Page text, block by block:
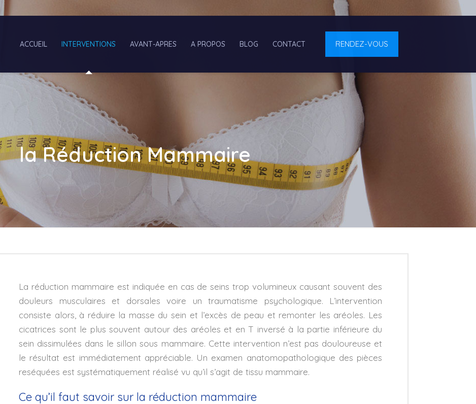
ACCUEIL INTERVENTIONS AVANT-APRES A PROPOS BLOG CONTACT RENDEZ-VOUS
la Réduction Mammaire
La réduction mammaire est indiquée en cas de seins trop volumineux causant souvent des
douleurs musculaires et dorsales voire un traumatisme psychologique. L’intervention
consiste alors, à réduire la masse du sein et l’excès de peau et remonter les aréoles. Les
cicatrices sont le plus souvent autour des aréoles et en T inversé à la partie inférieure du
sein dissimulées dans le sillon sous mammaire. Cette intervention n’est pas douloureuse et
le résultat est immédiatement appréciable. Un examen anatomopathologique des pièces
reséquées est systématiquement réalisé vu qu’il s’agit de tissu mammaire.
Ce qu’il faut savoir sur la réduction mammaire